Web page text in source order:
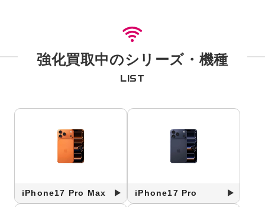
強化買取中のシリーズ・機種
LIST
iPhone17 Pro Max iPhone17 Pro